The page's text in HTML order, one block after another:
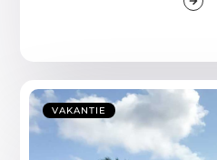
VAKANTIE